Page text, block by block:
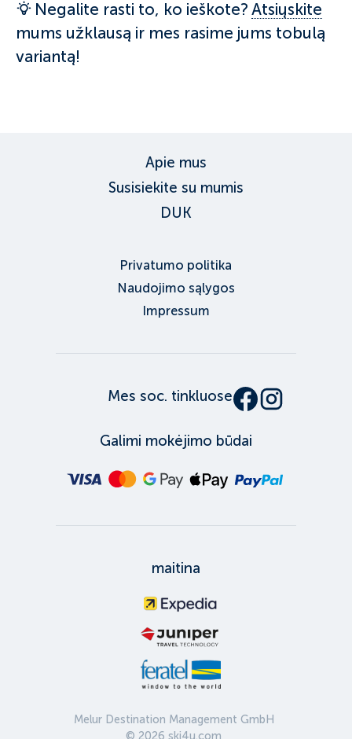
Negalite rasti to, ko ieškote?Atsiųskite
mums užklausą ir mes rasime jums tobulą
variantą!
Apie mus
Susisiekite su mumis
DUK
Privatumo politika
Naudojimo sąlygos
Impressum
Mes soc. tinkluose
Galimi mokėjimo būdai
Melur Destination Management GmbH
© 2026 ski4u.com
maitina